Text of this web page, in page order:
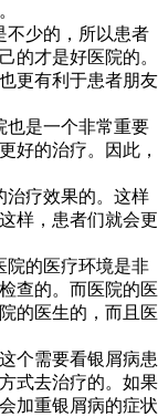
不少的，所以患者
的才是好医院的。
更有利于患者朋友
也是一个非常重要
好的治疗。因此，
治疗效果的。这样
样，患者们就会更
院的医疗环境是非
查的。而医院的医
的医生的，而且医
个需要看银屑病患
式去治疗的。如果
加重银屑病的症状